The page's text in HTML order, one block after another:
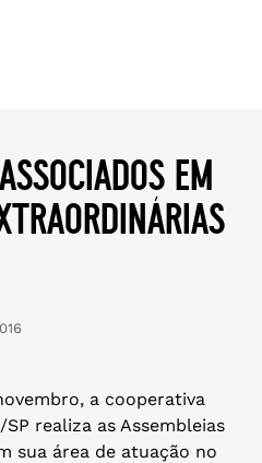
em
a cooperativa
realiza as Assembleias
sua área de atuação no